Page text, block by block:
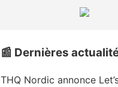
📰 Dernières
THQ Nordic annonce